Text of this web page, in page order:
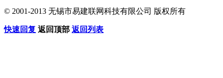
© 2001-2013 无锡市易建联网科技有限公司 版权所有
快速回复 返回顶部 返回列表